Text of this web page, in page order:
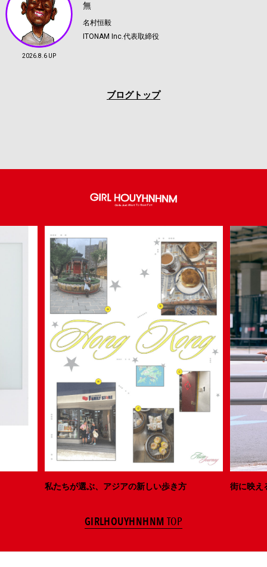
2026.8.6 UP
無
名村恒毅
ITONAM Inc.代表取締役
ブログトップ
私たちが選ぶ、アジアの新しい歩き方 街に映え
GIRLHOUYHNHNM TOP